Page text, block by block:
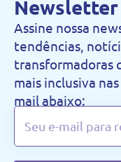
Newsletter
Assine nossa
tendências,
transformadoras
mais inclusiva
mail abaixo: